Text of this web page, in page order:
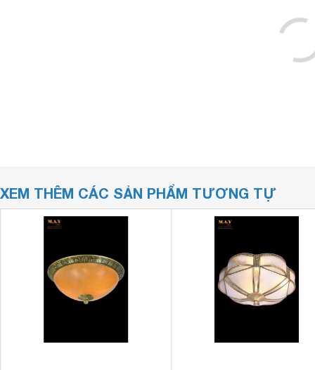
XEM THÊM CÁC SẢN PHẨM TƯƠNG TỰ